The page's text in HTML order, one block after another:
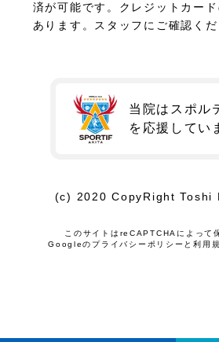
済が可能です。クレジットカー
あります。スタッフにご確認くだ
当院はスポル
を 応援してい
(c) 2020 CopyRight Toshi
このサイトはreCAPTCHAによって
Googleの プライバシーポリシー と利用